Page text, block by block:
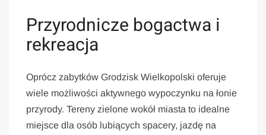
Przyrodnicze bogactwa i
rekreacja
Oprócz zabytków Grodzisk Wielkopolski oferuje
wiele możliwości aktywnego wypoczynku na łonie
przyrody. Tereny zielone wokół miasta to idealne
miejsce dla osób lubiących spacery, jazdę na